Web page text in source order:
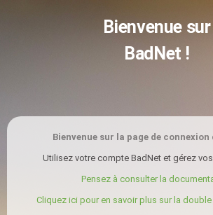
Bienvenue sur
BadNet !
Bienvenue sur la page de connexion
Utilisez votre compte BadNet et gérez
Pensez à consulter la
Cliquez ici pour en savoir plus sur la